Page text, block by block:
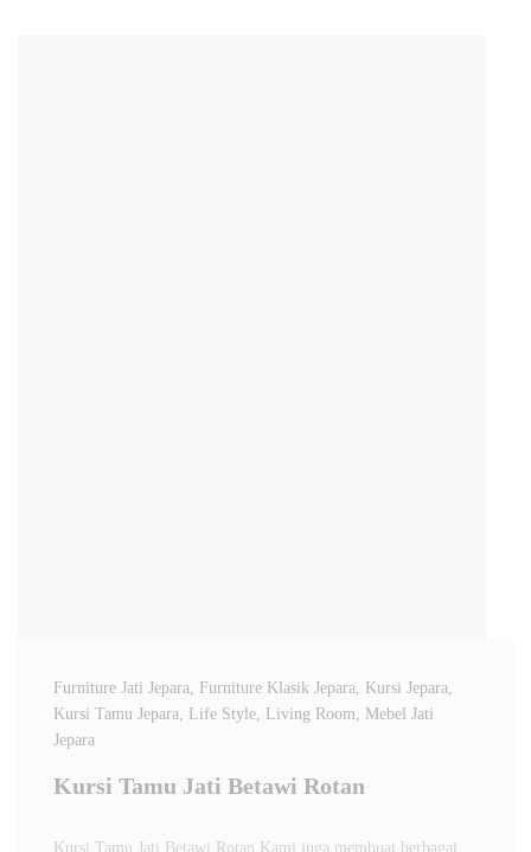
Furniture Jati Jepara, Furniture Klasik Jepara, Kursi Jepara,
Kursi Tamu Jepara, Life Style, Living Room, Mebel Jati
Jepara
Kursi Tamu Jati Betawi Rotan
Kursi Tamu Jati Betawi Rotan Kami juga membuat berbagai